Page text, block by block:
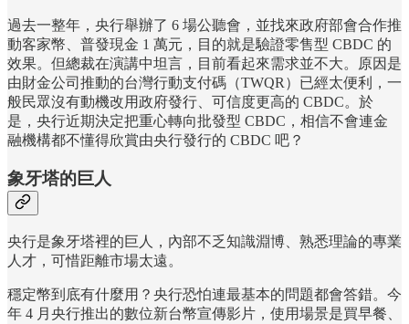
過去一整年，央行舉辦了 6 場公聽會，並找來政府部會合作推
動客家幣、普發現金 1 萬元，目的就是驗證零售型 CBDC 的
效果。但總裁在演講中坦言，目前看起來需求並不大。原因是
由財金公司推動的台灣行動支付碼（TWQR）已經太便利，一
般民眾沒有動機改用政府發行、可信度更高的 CBDC。於
是，央行近期決定把重心轉向批發型 CBDC，相信不會連金
融機構都不懂得欣賞由央行發行的 CBDC 吧？
象牙塔的巨人
央行是象牙塔裡的巨人，內部不乏知識淵博、熟悉理論的專業
人才，可惜距離市場太遠。
穩定幣到底有什麼用？央行恐怕連最基本的問題都會答錯。今
年 4 月央行推出的數位新台幣宣傳影片，使用場景是買早餐、